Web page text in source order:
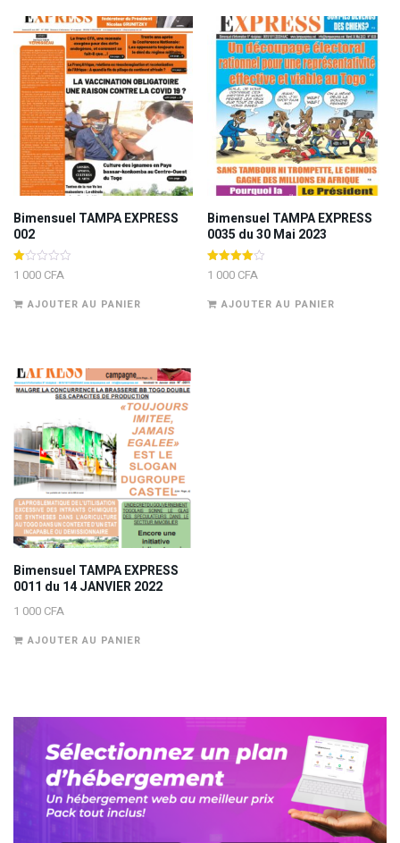
Bimensuel TAMPA EXPRESS
002
Note
1.00
5
1 000 CFA
AJOUTER AU PANIER
Bimensuel TAMPA EXPRESS
0035 du 30 Mai 2023
Note
4.00
1 000 CFA
AJOUTER AU PANIER
Bimensuel TAMPA EXPRESS
0011 du 14 JANVIER 2022
1 000 CFA
AJOUTER AU PANIER